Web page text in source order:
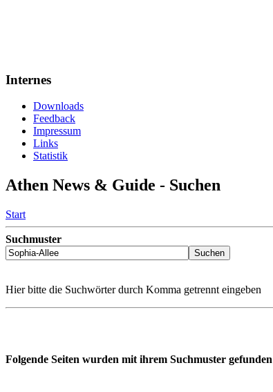
Internes
Downloads
Feedback
Impressum
Links
Statistik
Athen News & Guide - Suchen
Start
Suchmuster
Hier bitte die Suchwörter durch Komma getrennt eingeben
Folgende Seiten wurden mit ihrem Suchmuster gefunden